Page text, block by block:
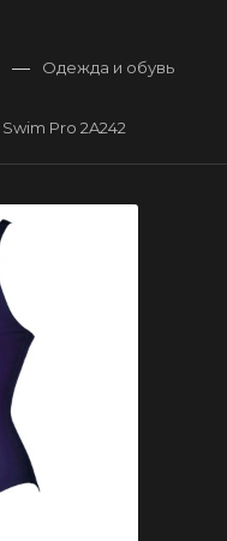
— Одежда и обувь
Pro 2A242